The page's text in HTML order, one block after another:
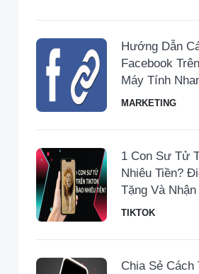
Hướng Dẫn
Facebook
Máy Tính
MARKETING
1 Con Sư Tử
Nhiêu Tiền​?
Tặng Và Nhận
TIKTOK
Chia Sẻ Cách